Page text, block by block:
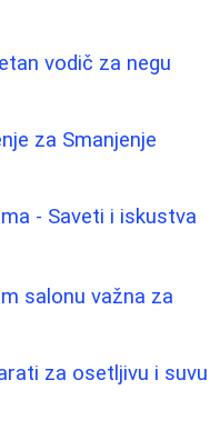
vodič za negu
za Smanjenje
- Saveti i iskustva
salonu važna za
za osetljivu i suvu